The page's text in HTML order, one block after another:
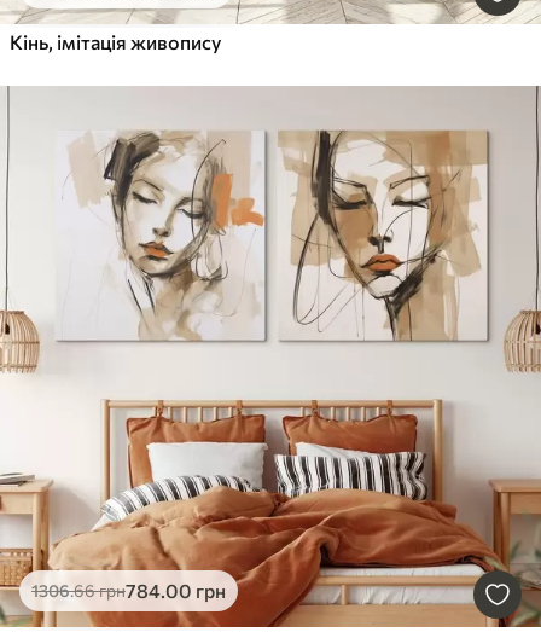
Кінь, імітація живопису
1306.66грн784.00 грн